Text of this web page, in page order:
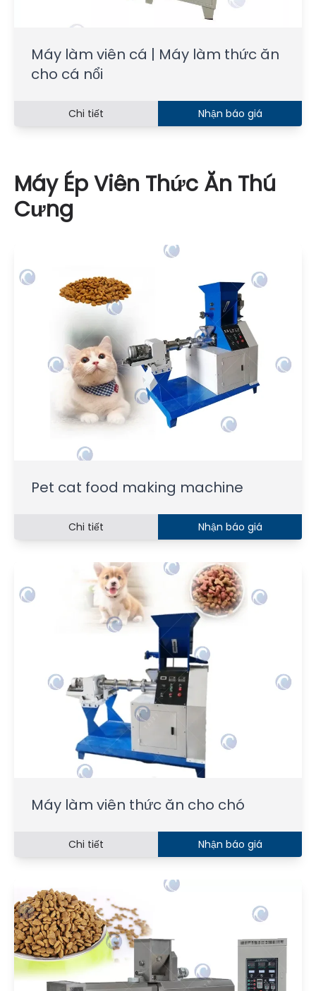
Máy làm viên cá | Máy làm thức ăn
cho cá nổi
Chi tiết Nhận báo giá
Máy Ép Viên Thức Ăn Thú
Cưng
Pet cat food making machine
Chi tiết Nhận báo giá
Máy làm viên thức ăn cho chó
Chi tiết Nhận báo giá